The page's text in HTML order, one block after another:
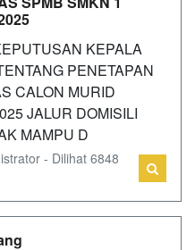
KEPALA
PENETAPAN
CALON MURID
JALUR DOMISILI
MAMPU D
- Dilihat 6848